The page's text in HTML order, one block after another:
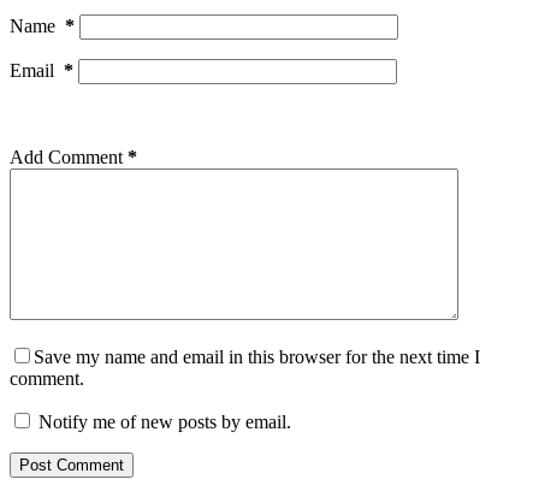
Name *
Email *
Add Comment *
Save my name and email in this browser for the next time I
comment.
Notify me of new posts by email.
Post Comment